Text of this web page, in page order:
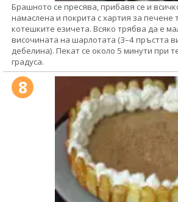
Брашното се пресява, прибавя се и
намаслена и покрита с хартия за печене
котешките езичета. Всяко трябва да е
височината на шарлотата (3–4 пръстта
дебелина). Пекат се около 5 минути при
градуса.
8